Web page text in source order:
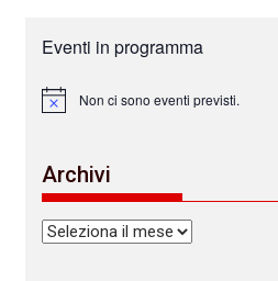
Eventi in programma
N
c
e
Non ci sono eventi previsti.
Archivi
Archivi